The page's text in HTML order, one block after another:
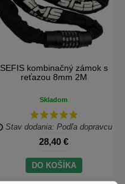
SEFIS kombinačný zámok s
reťazou 8mm 2M
Skladom
Stav dodania: Podľa dopravcu
28,40 €
DO KOŠÍKA